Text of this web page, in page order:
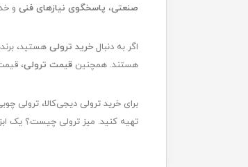
صنعتی، پاسخگوی نیازهای فنی و
اگر به دنبال خرید ترولی هستید،
هستند. همچنین قیمت ترولی،
برای خرید ترولی دیجی‌کالا، ترولی
تهیه کنید. میز ترولی چیست؟ یک